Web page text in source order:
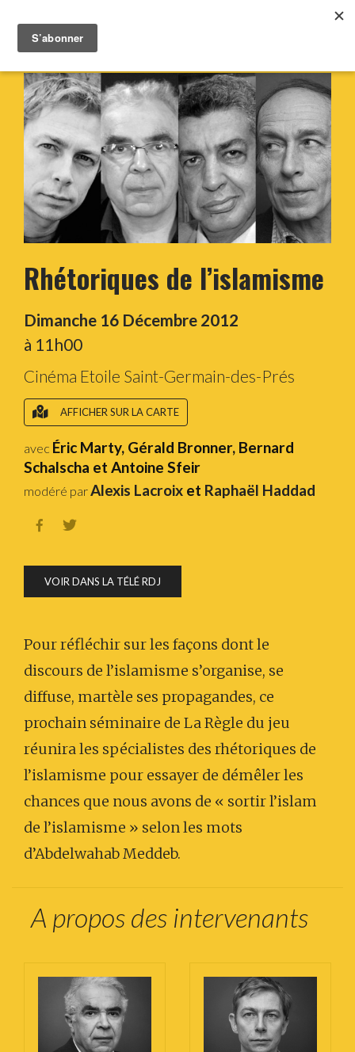
Rhétoriques de l’islamisme
Dimanche 16 Décembre 2012
à 11h00
Cinéma Etoile Saint-Germain-des-Prés
AFFICHER SUR LA CARTE
avec Éric Marty, Gérald Bronner, Bernard
Schalscha et Antoine Sfeir
modéré parAlexis Lacroix et Raphaël Haddad
 
VOIR DANS LA TÉLÉ RDJ
Pour réfléchir sur les façons dont le
discours de l’islamisme s’organise, se
diffuse, martèle ses propagandes, ce
prochain séminaire de La Règle du jeu
réunira les spécialistes des rhétoriques de
l’islamisme pour essayer de démêler les
chances que nous avons de « sortir l’islam
de l’islamisme » selon les mots
d’Abdelwahab Meddeb.
A propos des intervenants